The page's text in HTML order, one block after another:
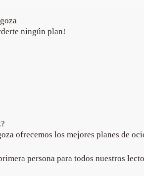
ningún plan!
ofrecemos los mejores planes de
persona para todos nuestros